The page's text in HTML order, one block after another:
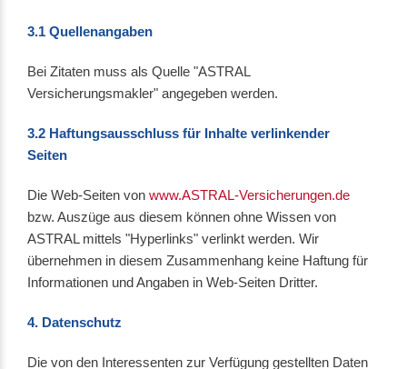
3.1 Quellenangaben
Bei Zitaten muss als Quelle "ASTRAL
Versicherungsmakler" angegeben werden.
3.2 Haftungsausschluss für Inhalte verlinkender
Seiten
Die Web-Seiten von www.ASTRAL-Versicherungen.de
bzw. Auszüge aus diesem können ohne Wissen von
ASTRAL mittels "Hyperlinks" verlinkt werden. Wir
übernehmen in diesem Zusammenhang keine Haftung für
Informationen und Angaben in Web-Seiten Dritter.
4. Datenschutz
Die von den Interessenten zur Verfügung gestellten Daten